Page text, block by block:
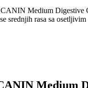
Medium Digestive
srednjih rasa sa
Medium